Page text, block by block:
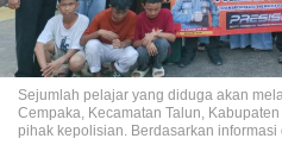
Sejumlah pelajar yang diduga akan
Cempaka, Kecamatan Talun,
pihak kepolisian. Berdasarkan informasi